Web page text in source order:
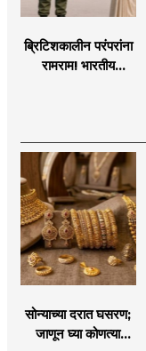
ब्रिटिशकालीन परंपरांना
रामराम! भारतीय
सोन्याच्या दरात घसरण;
जाणून घ्या कोणत्या